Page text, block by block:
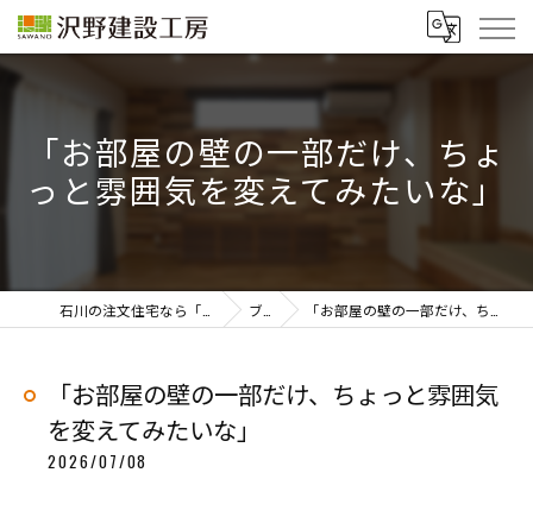
「お部屋の壁の一部だけ、ちょ
っと雰囲気を変えてみたいな」
ブログ 「お部屋の壁の一部だけ、ちょっと雰囲気を変えてみたいな」
「お部屋の壁の一部だけ、ちょっと雰囲気
を変えてみたいな」
2026/07/08